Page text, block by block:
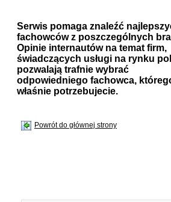
Serwis pomaga znaleźć
fachowców z poszczególnych
Opinie internautów na temat firm,
świadczących usługi na rynku
pozwalają trafnie wybrać
odpowiedniego fachowca,
właśnie potrzebujecie.
Powrót do głównej strony